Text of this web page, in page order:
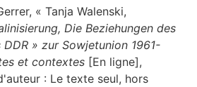
, « Tanja Walenski,
Die Beziehungen des
» zur Sowjetunion 1961-
et contextes [En ligne],
: Le texte seul, hors